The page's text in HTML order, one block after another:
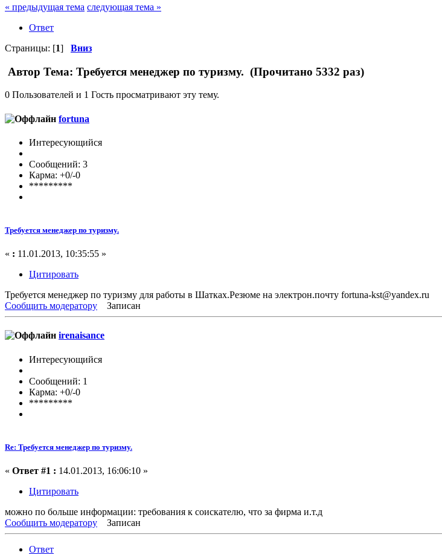
« предыдущая тема следующая тема »
Ответ
Страницы: [1] Вниз
Автор Тема: Требуется менеджер по туризму. (Прочитано 5332 раз)
0 Пользователей и 1 Гость просматривают эту тему.
fortuna
Интересующийся
Сообщений: 3
Карма: +0/-0
*********
Требуется менеджер по туризму.
« : 11.01.2013, 10:35:55 »
Цитировать
Требуется менеджер по туризму для работы в Шатках.Резюме на электрон.почту fortuna-kst@yandex.ru
Сообщить модератору
Записан
irenaisance
Интересующийся
Сообщений: 1
Карма: +0/-0
*********
Re: Требуется менеджер по туризму.
« Ответ #1 : 14.01.2013, 16:06:10 »
Цитировать
можно по больше информации: требования к соискателю, что за фирма и.т.д
Сообщить модератору
Записан
Ответ